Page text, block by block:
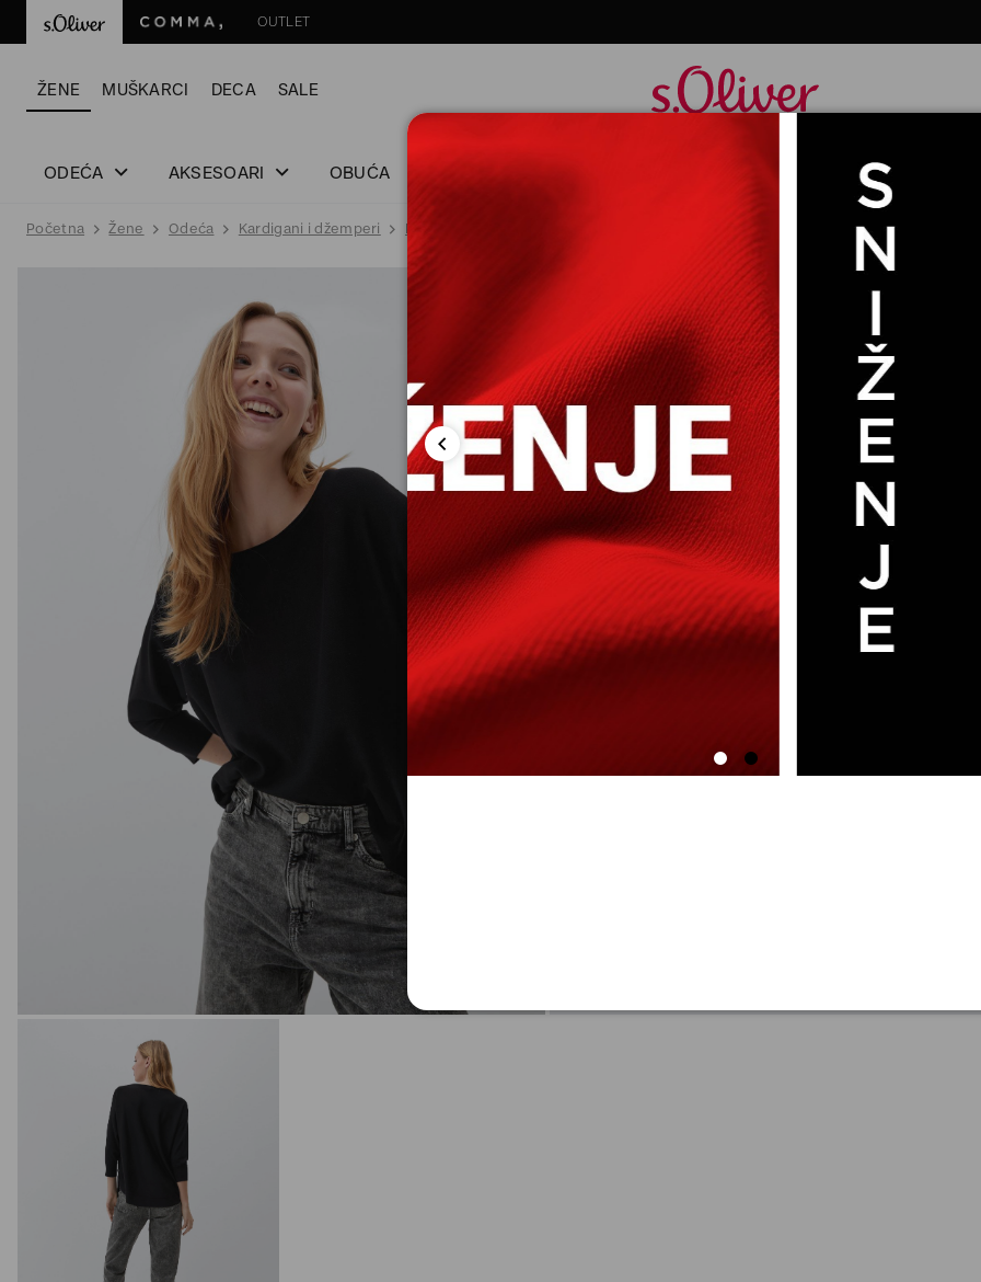
OUTLET
ŽENE MUŠKARCI DECA SALE
ODEĆA AKSESOARI OBUĆA
Početna Žene Odeća Kardigani i džemperi Džemper